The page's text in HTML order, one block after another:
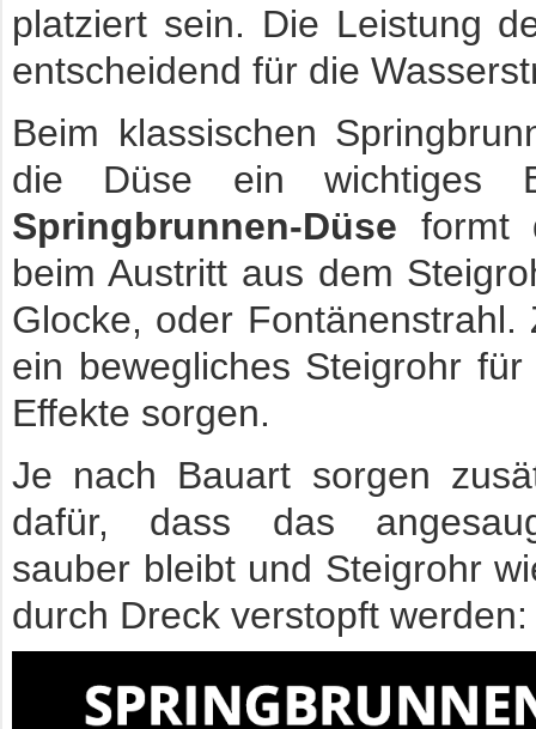
platziert sein. Die Leistung
entscheidend für die
Beim klassischen
die Düse ein wichtiges
Springbrunnen-Düse formt
beim Austritt aus dem
Glocke, oder Fontänenstrahl.
ein bewegliches Steigrohr für
Effekte sorgen.
Je nach Bauart sorgen
dafür, dass das
sauber bleibt und Steigrohr
durch Dreck verstopft werden: